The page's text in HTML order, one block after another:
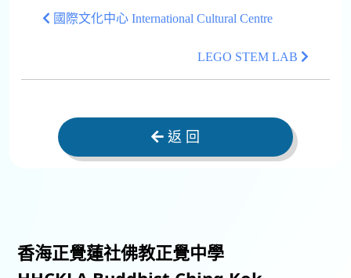
國際文化中心 International Cultural Centre
LEGO STEM LAB
返 回
香海正覺蓮社佛教正覺中學